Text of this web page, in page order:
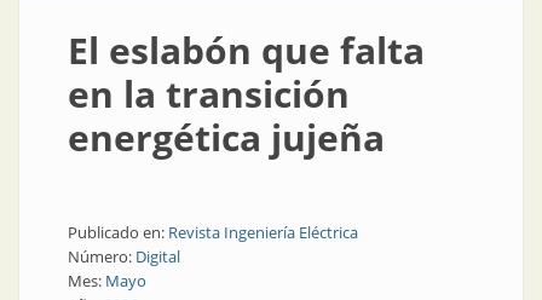
El eslabón que falta
en la transición
energética jujeña
Publicado en: Revista Ingeniería Eléctrica
Número: Digital
Mes: Mayo